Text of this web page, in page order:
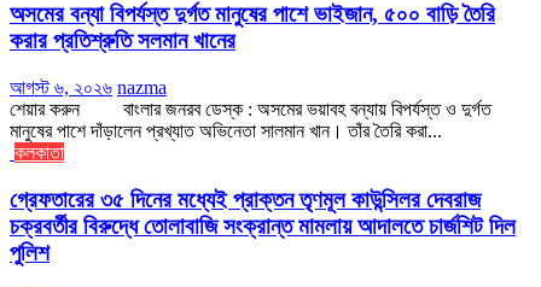
অসমের বন্যা বিপর্যস্ত দুর্গত মানুষের পাশে ভাইজান, ৫০০ বাড়ি তৈরি
করার প্রতিশ্রুতি সলমান খানের
আগস্ট ৬, ২০২৬ nazma
শেয়ার করুন বাংলার জনরব ডেস্ক : অসমের ভয়াবহ বন্যায় বিপর্যস্ত ও দুর্গত
মানুষের পাশে দাঁড়ালেন প্রখ্যাত অভিনেতা সালমান খান। তাঁর তৈরি করা...
কলকাতা
গ্রেফতারের ৩৫ দিনের মধ্যেই প্রাক্তন তৃণমূল কাউন্সিলর দেবরাজ
চক্রবর্তীর বিরুদ্ধে তোলাবাজি সংক্রান্ত মামলায় আদালতে চার্জশিট দিল
পুলিশ